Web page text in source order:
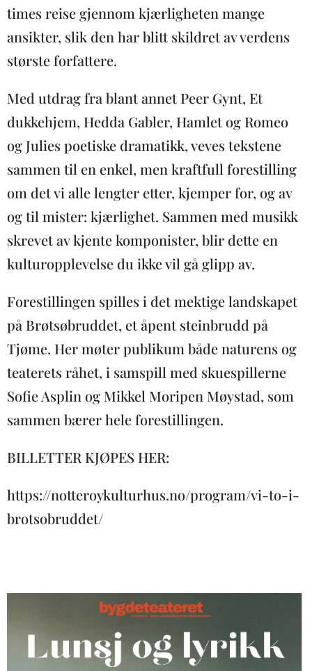
times reise gjennom kjærligheten mange
ansikter, slik den har blitt skildret av verdens
største forfattere.
Med utdrag fra blant annet Peer Gynt, Et
dukkehjem, Hedda Gabler, Hamlet og Romeo
og Julies poetiske dramatikk, veves tekstene
sammen til en enkel, men kraftfull forestilling
om det vi alle lengter etter, kjemper for, og av
og til mister: kjærlighet. Sammen med musikk
skrevet av kjente komponister, blir dette en
kulturopplevelse du ikke vil gå glipp av.
Forestillingen spilles i det mektige landskapet
på Brøtsøbruddet, et åpent steinbrudd på
Tjøme. Her møter publikum både naturens og
teaterets råhet, i samspill med skuespillerne
Sofie Asplin og Mikkel Moripen Møystad, som
sammen bærer hele forestillingen.
BILLETTER KJØPES HER:
https://notteroykulturhus.no/program/vi-to-i-
brotsobruddet/